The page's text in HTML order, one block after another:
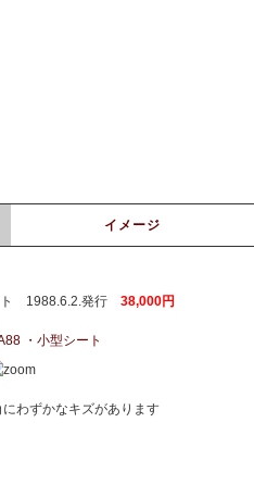
イメージ
ト 1988.6.2.発行 38,000円
わずかなキズがあります